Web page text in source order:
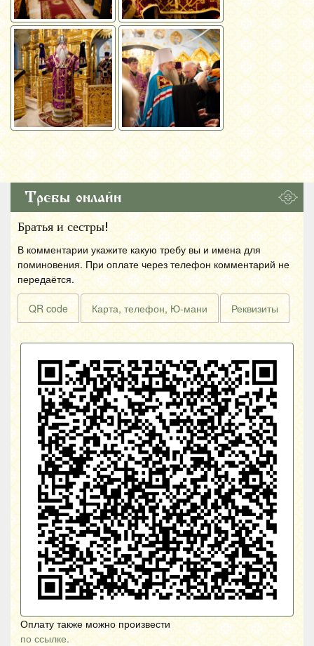
Требы онлайн
Братья и сестры!
В комментарии укажите какую требу вы и имена для
поминовения. При оплате через телефон комментарий не
передаётся.
QR code Карта, телефон, Ю-мани Реквизиты
Оплату также можно произвести
по ссылке.